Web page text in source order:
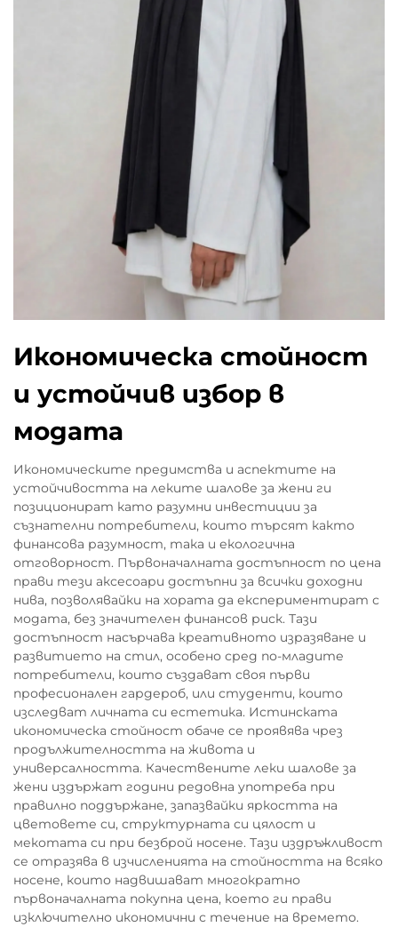
Икономическа стойност
и устойчив избор в
модата
Икономическите предимства и аспектите на
устойчивостта на леките шалове за жени ги
позиционират като разумни инвестиции за
съзнателни потребители, които търсят както
финансова разумност, така и екологична
отговорност. Първоначалната достъпност по цена
прави тези аксесоари достъпни за всички доходни
нива, позволявайки на хората да експериментират с
модата, без значителен финансов риск. Тази
достъпност насърчава креативното изразяване и
развитието на стил, особено сред по-младите
потребители, които създават своя първи
професионален гардероб, или студенти, които
изследват личната си естетика. Истинската
икономическа стойност обаче се проявява чрез
продължителността на живота и
универсалността. Качествените леки шалове за
жени издържат години редовна употреба при
правилно поддържане, запазвайки яркостта на
цветовете си, структурната си цялост и
мекотата си при безброй носене. Тази издръжливост
се отразява в изчисленията на стойността на всяко
носене, които надвишават многократно
първоначалната покупна цена, което ги прави
изключително икономични с течение на времето.